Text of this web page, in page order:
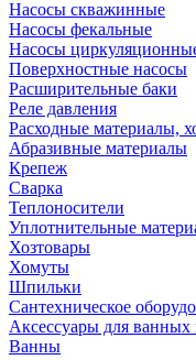
Насосы скважинные
Насосы фекальные
Насосы
Поверхностные насосы
Расширительные баки
Реле давления
Расходные материалы,
Абразивные материалы
Крепеж
Сварка
Теплоносители
Уплотнительные
Хозтовары
Хомуты
Шпильки
Сантехническое
Аксессуары для ванных
Ванны